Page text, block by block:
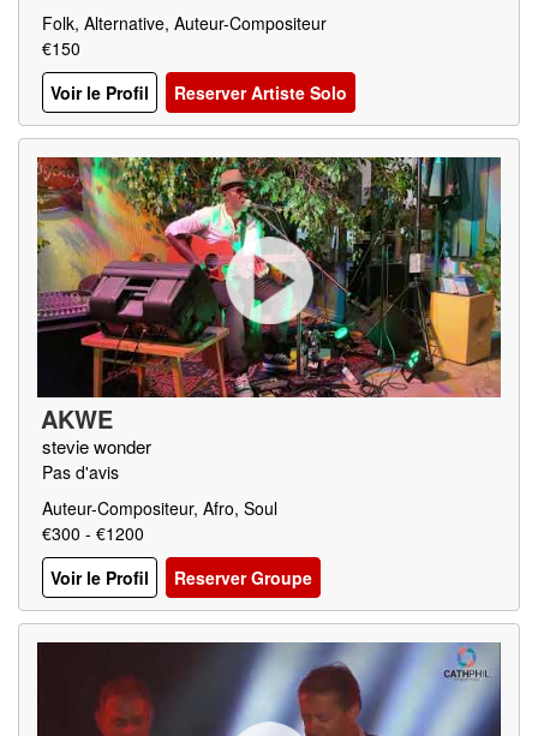
Folk, Alternative, Auteur-Compositeur
€150
Voir le Profil
Reserver Artiste Solo
AKWE
stevie wonder
Pas d'avis
Auteur-Compositeur, Afro, Soul
€300 - €1200
Voir le Profil
Reserver Groupe